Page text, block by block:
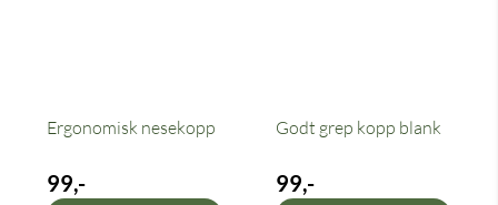
Ergonomisk nesekopp
99,-
Godt grep kopp blank
99,-